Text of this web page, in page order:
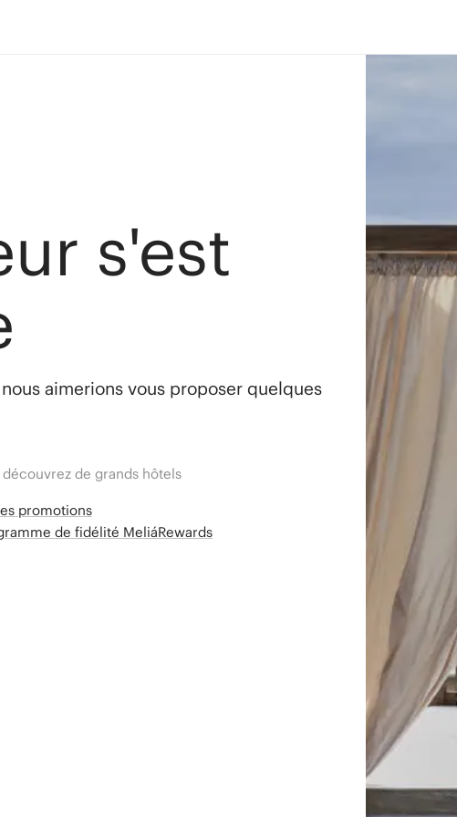
s'est
aimerions vous proposer quelques
de grands hôtels
promotions
de fidélité MeliáRewards